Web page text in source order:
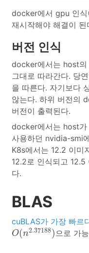
docker에서 gpu 인
재시작해야 해결이 된
버전 인식
docker에서는 host
그대로 따라간다. 당
을 따른다. 자기보다
않는다. 하위 버전의
버전이 출력된다.
docker에서는 host가
사용하던 nvidia-smi
K8s에서는 12.2 이미
12.2로 인식되고 12.5
다.
BLAS
cuBLAS가 가장 빠르
O(n2.37188)
O(n2.37188)
으로 가